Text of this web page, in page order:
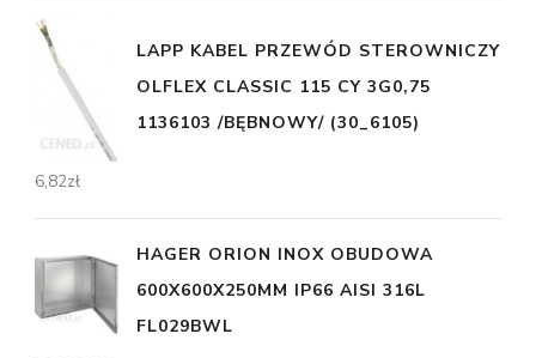
LAPP KABEL PRZEWÓD STEROWNICZY
OLFLEX CLASSIC 115 CY 3G0,75
1136103 /BĘBNOWY/ (30_6105)
6,82zł
HAGER ORION INOX OBUDOWA
600X600X250MM IP66 AISI 316L
FL029BWL